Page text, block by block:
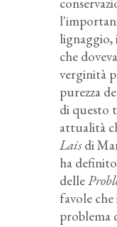
che
verginità
purezza
di questo
attualità
Laisdi
ha
delle
favole
problema